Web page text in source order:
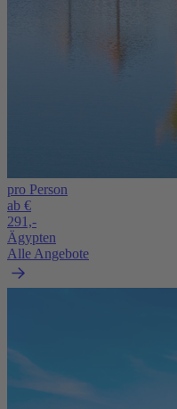
pro Person
ab €
291,-
Ägypten
Alle Angebote